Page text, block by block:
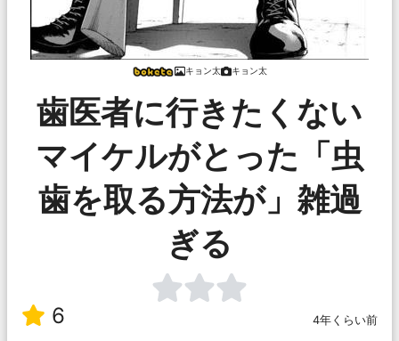
キョン太 キョン太
歯医者に行きたくない
マイケルがとった「虫
歯を取る方法が」雑過
ぎる
6 4年くらい前